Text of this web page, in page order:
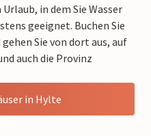
in dem Sie Wasser
geeignet. Buchen Sie
gehen Sie von dort aus, auf
auch die Provinz
in Hylte